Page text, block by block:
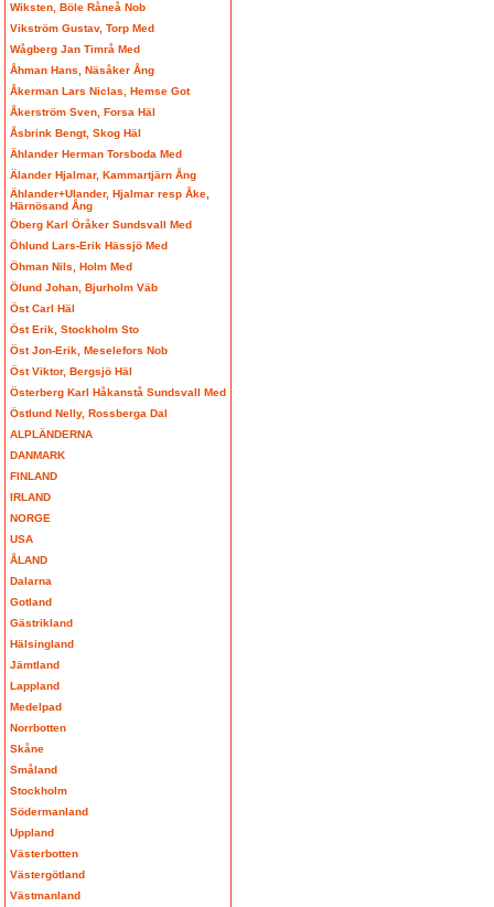
Wiksten, Böle Råneå Nob
Vikström Gustav, Torp Med
Wågberg Jan Timrå Med
Åhman Hans, Näsåker Ång
Åkerman Lars Niclas, Hemse Got
Åkerström Sven, Forsa Häl
Åsbrink Bengt, Skog Häl
Ählander Herman Torsboda Med
Älander Hjalmar, Kammartjärn Ång
Ählander+Ulander, Hjalmar resp Åke,
Härnösand Ång
Öberg Karl Öråker Sundsvall Med
Öhlund Lars-Erik Hässjö Med
Öhman Nils, Holm Med
Ölund Johan, Bjurholm Väb
Öst Carl Häl
Öst Erik, Stockholm Sto
Öst Jon-Erik, Meselefors Nob
Öst Viktor, Bergsjö Häl
Österberg Karl Håkanstå Sundsvall Med
Östlund Nelly, Rossberga Dal
ALPLÄNDERNA
DANMARK
FINLAND
IRLAND
NORGE
USA
ÅLAND
Dalarna
Gotland
Gästrikland
Hälsingland
Jämtland
Lappland
Medelpad
Norrbotten
Skåne
Småland
Stockholm
Södermanland
Uppland
Västerbotten
Västergötland
Västmanland